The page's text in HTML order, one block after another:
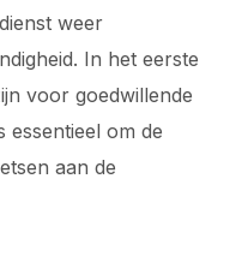
weer
In het eerste
voor goedwillende
essentieel om de
aan de